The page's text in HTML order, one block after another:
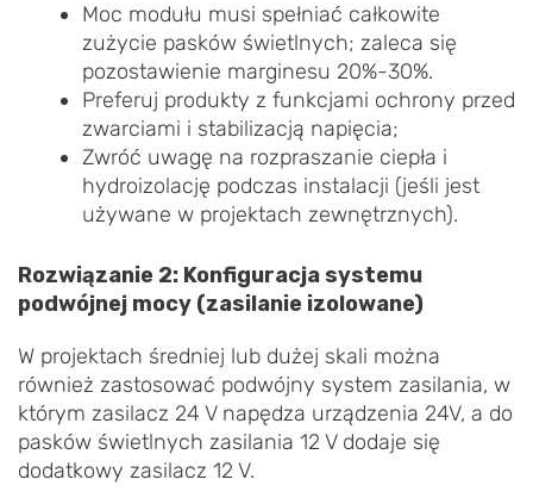
Moc modułu musi spełniać całkowite
zużycie pasków świetlnych; zaleca się
pozostawienie marginesu 20%-30%.
Preferuj produkty z funkcjami ochrony przed
zwarciami i stabilizacją napięcia;
Zwróć uwagę na rozpraszanie ciepła i
hydroizolację podczas instalacji (jeśli jest
używane w projektach zewnętrznych).
Rozwiązanie 2: Konfiguracja systemu
podwójnej mocy (zasilanie izolowane)
W projektach średniej lub dużej skali można
również zastosować podwójny system zasilania, w
którym zasilacz 24 V napędza urządzenia 24V, a do
pasków świetlnych zasilania 12 V dodaje się
dodatkowy zasilacz 12 V.